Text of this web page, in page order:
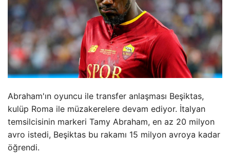
Abraham'ın oyuncu ile transfer anlaşması Beşiktas,
kulüp Roma ile müzakerelere devam ediyor. İtalyan
temsilcisinin markeri Tamy Abraham, en az 20 milyon
avro istedi, Beşiktas bu rakamı 15 milyon avroya kadar
öğrendi.